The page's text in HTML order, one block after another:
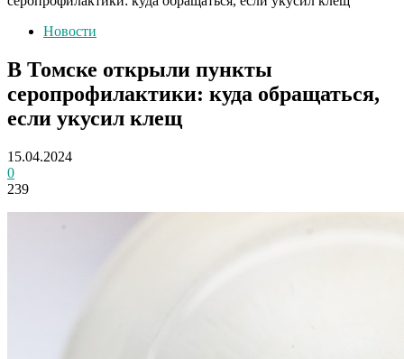
Новости
В Томске открыли пункты
серопрофилактики: куда обращаться,
если укусил клещ
15.04.2024
0
239